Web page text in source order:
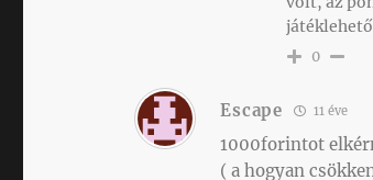
0
Escape 11 éve
1000forintot
( a hogyan